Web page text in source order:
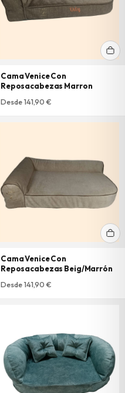
Cama Venice Con
Reposacabezas Marron
Desde 141,90 €
Cama Venice Con
Reposacabezas Beig/Marrón
Desde 141,90 €